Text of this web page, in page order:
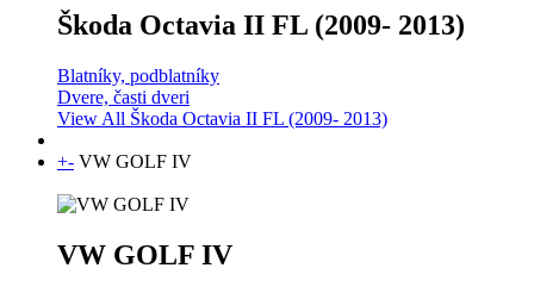
Škoda Octavia II FL (2009- 2013)
Blatníky, podblatníky
Dvere, časti dveri
View All Škoda Octavia II FL (2009- 2013)
+- VW GOLF IV
VW GOLF IV